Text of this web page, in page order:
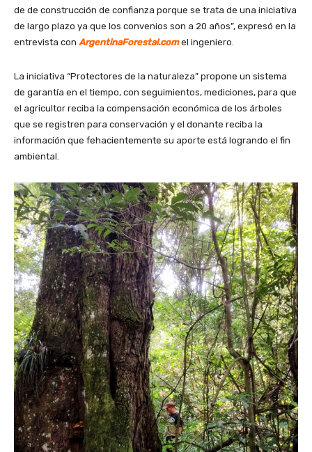
de de construcción de confianza porque se trata de una iniciativa
de largo plazo ya que los convenios son a 20 años”, expresó en la
entrevista con ArgentinaForestal.comel ingeniero.
La iniciativa “Protectores de la naturaleza” propone un sistema
de garantía en el tiempo, con seguimientos, mediciones, para que
el agricultor reciba la compensación económica de los árboles
que se registren para conservación y el donante reciba la
información que fehacientemente su aporte está logrando el fin
ambiental.